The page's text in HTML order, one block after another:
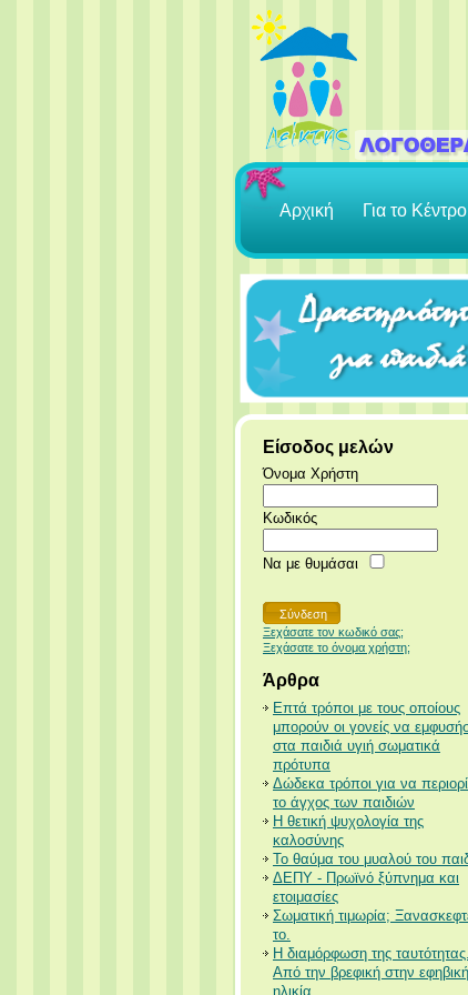
Αρχική Για το Κέντρο
Είσοδος μελών
Όνομα Χρήστη
Κωδικός
Να με θυμάσαι
Ξεχάσατε τον κωδικό σας;
Ξεχάσατε το όνομα χρήστη;
Άρθρα
Επτά τρόποι με τους οποίους
μπορούν οι γονείς να
στα παιδιά υγιή σωματικά
πρότυπα
Δώδεκα τρόποι για να
το άγχος των παιδιών
Η θετική ψυχολογία της
καλοσύνης
Το θαύμα του μυαλού του
ΔΕΠΥ - Πρωϊνό ξύπνημα και
ετοιμασίες
Σωματική τιμωρία;
το.
Η διαμόρφωση της ταυτότητας.
Από την βρεφική στην εφηβική
ηλικία.